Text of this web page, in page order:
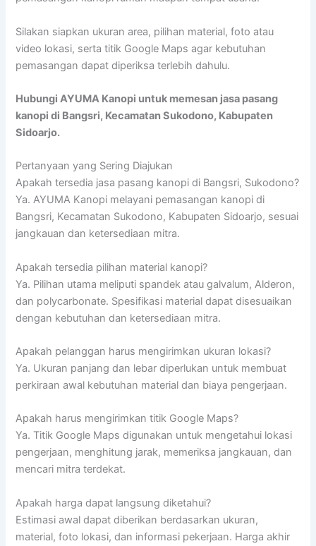
Silakan siapkan ukuran area, pilihan material, foto atau
video lokasi, serta titik Google Maps agar kebutuhan
pemasangan dapat diperiksa terlebih dahulu.
Hubungi AYUMA Kanopi untuk memesan jasa pasang
kanopi di Bangsri, Kecamatan Sukodono, Kabupaten
Sidoarjo.
Pertanyaan yang Sering Diajukan
Apakah tersedia jasa pasang kanopi di Bangsri, Sukodono?
Ya. AYUMA Kanopi melayani pemasangan kanopi di
Bangsri, Kecamatan Sukodono, Kabupaten Sidoarjo, sesuai
jangkauan dan ketersediaan mitra.
Apakah tersedia pilihan material kanopi?
Ya. Pilihan utama meliputi spandek atau galvalum, Alderon,
dan polycarbonate. Spesifikasi material dapat disesuaikan
dengan kebutuhan dan ketersediaan mitra.
Apakah pelanggan harus mengirimkan ukuran lokasi?
Ya. Ukuran panjang dan lebar diperlukan untuk membuat
perkiraan awal kebutuhan material dan biaya pengerjaan.
Apakah harus mengirimkan titik Google Maps?
Ya. Titik Google Maps digunakan untuk mengetahui lokasi
pengerjaan, menghitung jarak, memeriksa jangkauan, dan
mencari mitra terdekat.
Apakah harga dapat langsung diketahui?
Estimasi awal dapat diberikan berdasarkan ukuran,
material, foto lokasi, dan informasi pekerjaan. Harga akhir